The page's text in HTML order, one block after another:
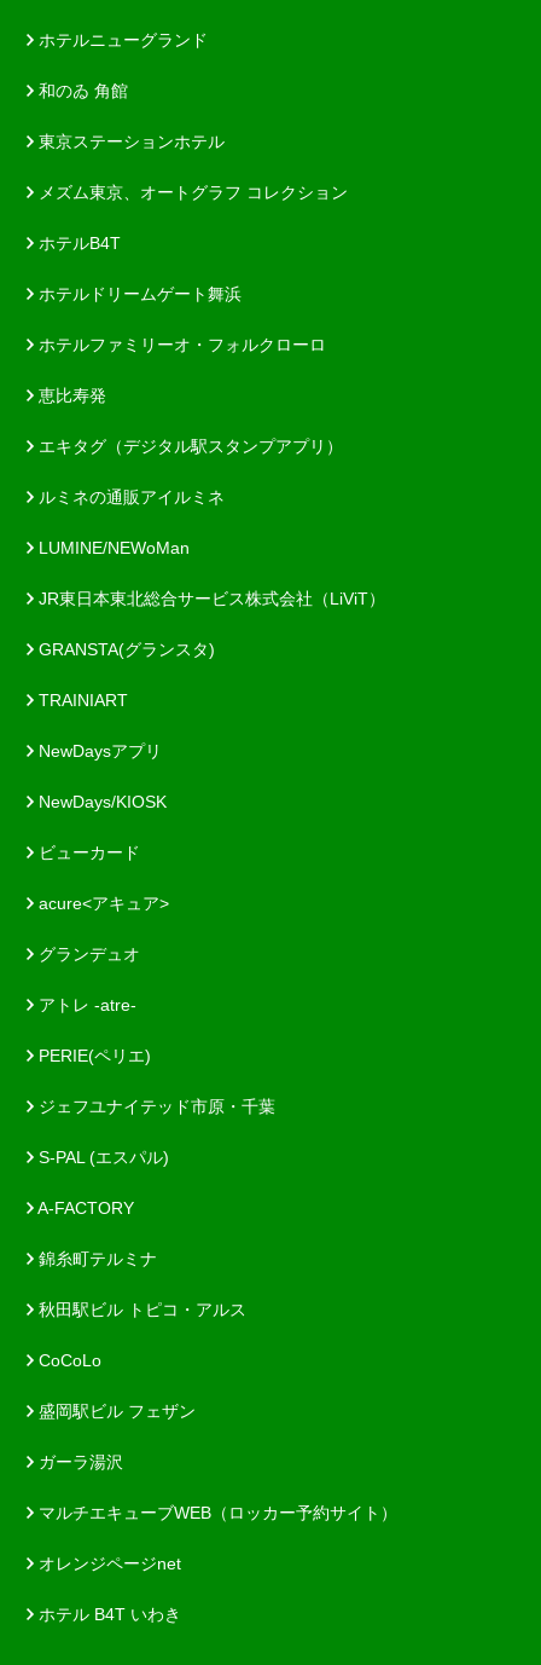
ホテルニューグランド
和のゐ 角館
東京ステーションホテル
メズム東京、オートグラフ コレクション
ホテルB4T
ホテルドリームゲート舞浜
ホテルファミリーオ・フォルクローロ
恵比寿発
エキタグ（デジタル駅スタンプアプリ）
ルミネの通販アイルミネ
LUMINE/NEWoMan
JR東日本東北総合サービス株式会社（LiViT）
GRANSTA(グランスタ)
TRAINIART
NewDaysアプリ
NewDays/KIOSK
ビューカード
acure<アキュア>
グランデュオ
アトレ -atre-
PERIE(ペリエ)
ジェフユナイテッド市原・千葉
S-PAL (エスパル)
A-FACTORY
錦糸町テルミナ
秋田駅ビル トピコ・アルス
CoCoLo
盛岡駅ビル フェザン
ガーラ湯沢
マルチエキューブWEB（ロッカー予約サイト）
オレンジページnet
ホテル B4T いわき